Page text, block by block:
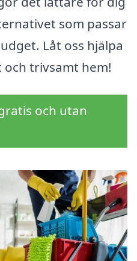
som passar
Låt oss hjälpa
trivsamt hem!
och utan